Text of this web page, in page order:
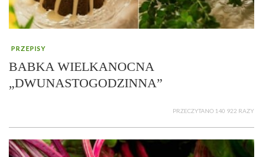
PRZEPISY
BABKA WIELKANOCNA
„DWUNASTOGODZINNA”
PRZECZYTANO 140 922 RAZY